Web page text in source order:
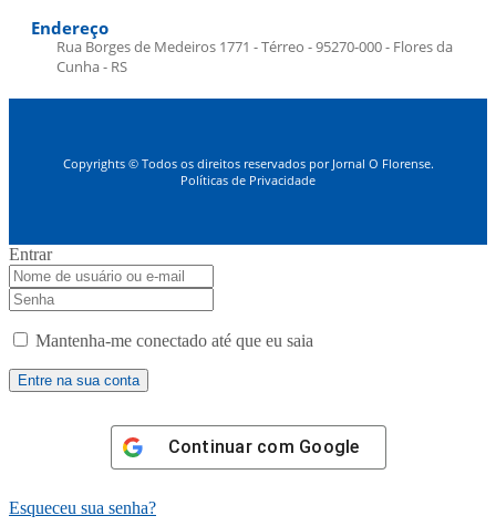
Endereço
Rua Borges de Medeiros 1771 - Térreo - 95270-000 - Flores da
Cunha - RS
Copyrights © Todos os direitos reservados por Jornal O Florense.
Políticas de Privacidade
Entrar
Mantenha-me conectado até que eu saia
Continuar com Google
Esqueceu sua senha?